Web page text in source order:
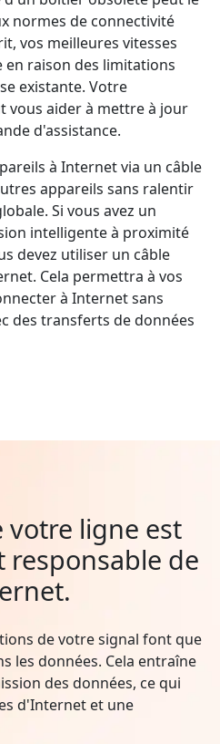
normes de connectivité
vos meilleures vitesses
raison des limitations
existante. Votre
aider à mettre à jour
d'assistance.
à Internet via un câble
appareils sans ralentir
Si vous avez un
intelligente à proximité
devez utiliser un câble
Cela permettra à vos
à Internet sans
des transferts de données
votre ligne est
de
de votre signal font que
les données. Cela entraîne
des données, ce qui
d'Internet et une